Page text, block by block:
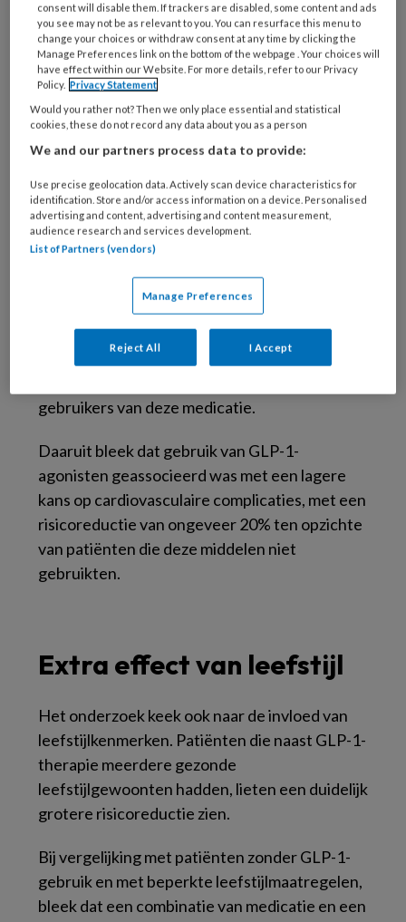
bij het verminderen van cardiovasculaire
risico’s bij patiënten met type 2 diabetes die
behandeld worden met GLP-1-
receptoragonisten.
Combinatie van
medicatie en leefstijl
GLP-1-agonisten worden steeds vaker ingezet
vanwege hun gunstige effecten op gewicht en
cardiovasculaire uitkomsten. In een
analysevan patiëntgegevens werd gekeken
naar het risico op majeure cardiovasculaire
gebruikers van deze medicatie.
Daaruit bleek dat gebruik van GLP-1-
agonisten geassocieerd was met een lagere
kans op cardiovasculaire complicaties, met een
risicoreductie van ongeveer 20% ten opzichte
van patiënten die deze middelen niet
gebruikten.
Extra effect van leefstijl
Het onderzoek keek ook naar de invloed van
leefstijlkenmerken. Patiënten die naast GLP-1-
therapie meerdere gezonde
leefstijlgewoonten hadden, lieten een duidelijk
grotere risicoreductie zien.
Bij vergelijking met patiënten zonder GLP-1-
gebruik en met beperkte leefstijlmaatregelen,
bleek dat een combinatie van medicatie en een
consent will disable them. If trackers are disabled, some content and ads
you see may not be as relevant to you. You can resurface this menu to
change your choices or withdraw consent at any time by clicking the
Manage Preferences link on the bottom of the webpage . Your choices will
have effect within our Website. For more details, refer to our Privacy
Policy. Privacy Statement
Would you rather not? Then we only place essential and statistical
cookies, these do not record any data about you as a person
We and our partners process data to provide:
Use precise geolocation data. Actively scan device characteristics for
identification. Store and/or access information on a device. Personalised
advertising and content, advertising and content measurement,
audience research and services development.
List of Partners (vendors)
Manage Preferences
Reject All I Accept